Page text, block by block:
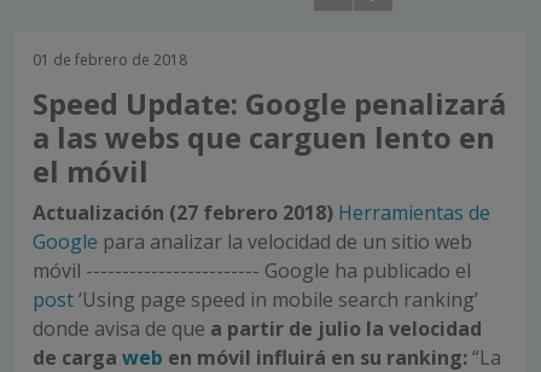
01 de febrero de 2018
Speed Update: Google penalizará
a las webs que carguen lento en
el móvil
Actualización (27 febrero 2018) Herramientas de
Google para analizar la velocidad de un sitio web
móvil ------------------------ Google ha publicado el
post‘Using page speed in mobile search ranking’
donde avisa de que a partir de julio la velocidad
de carga web en móvil influirá en su ranking:“La